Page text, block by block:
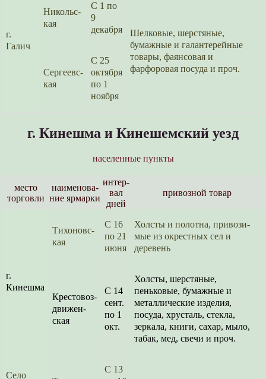
г.
Галич
Никольс­
кая
С 1 по
9
декабря
Шелковые, шерстяные,
бумажные и галантерей­ные
товары, фаянсовая и
фарфоровая посуда и проч.
Сергеевс­
кая
С 25
октября
по 1
ноября
г. Кинешма и Кинешемский уезд
населенные пункты
место
торговли
наименова­
ние ярмарки
интер­
вал
дней
привозной товар
г.
Кинешма
Тихоновс­
кая
С 16
по 21
июня
Холсты и полотна, привози­
мые из окрестных сел и
деревень
Крестовоз­
движен­
ская
С 14
сент.
по 1
окт.
Холсты, шерстяные,
пеньковые, бумажные и
металлические изделия,
посуда, хрусталь, стекла,
зеркала, книги, сахар, мыло,
табак, мед, свечи и проч.
Село
С 13